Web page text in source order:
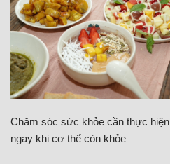
Chăm sóc sức khỏe cần thực hiện
ngay khi cơ thể còn khỏe